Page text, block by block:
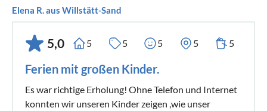
Elena R. aus Willstätt-Sand
5,0 5 5 5 5 5
Ferien mit großen Kinder.
Es war richtige Erholung! Ohne Telefon und Internet
konnten wir unseren Kinder zeigen ,wie unser